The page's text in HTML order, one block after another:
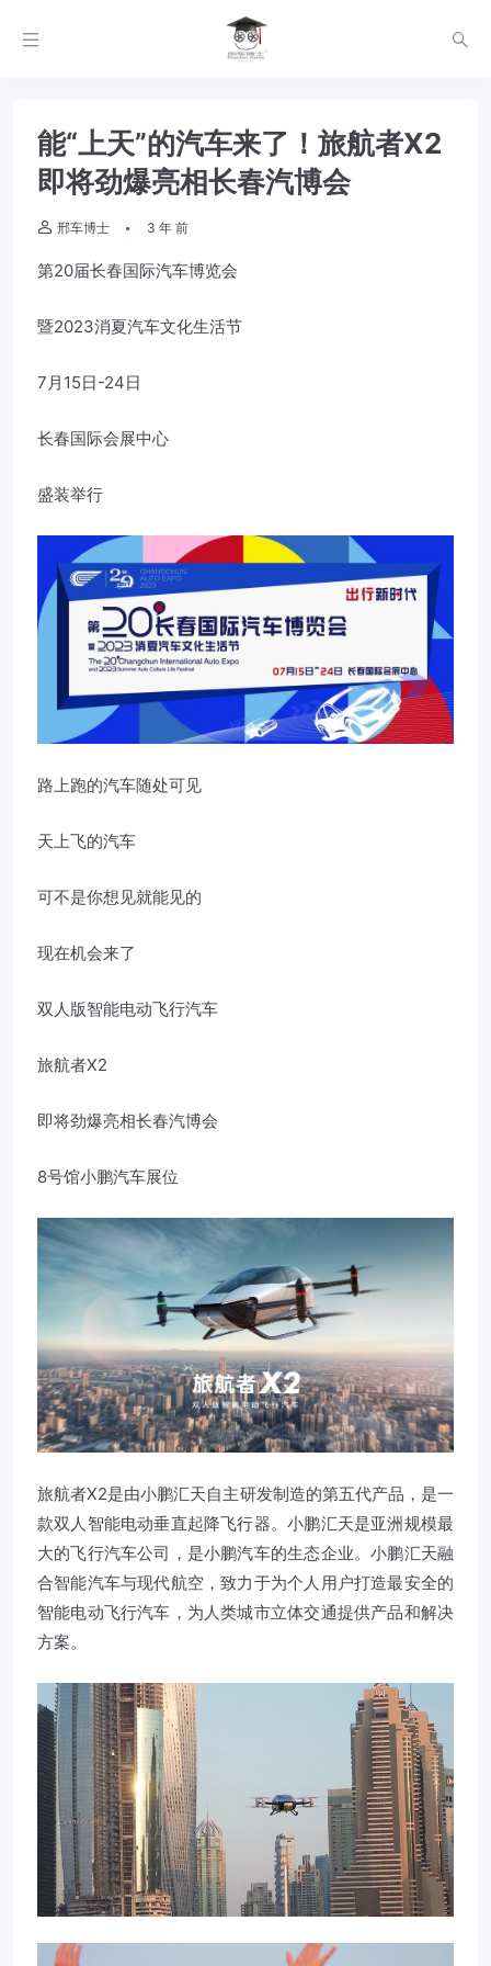
能“上天”的汽车来了！旅航者X2
即将劲爆亮相长春汽博会
邢车博士 3 年 前
第20届长春国际汽车博览会
暨2023消夏汽车文化生活节
7月15日-24日
长春国际会展中心
盛装举行
路上跑的汽车随处可见
天上飞的汽车
可不是你想见就能见的
现在机会来了
双人版智能电动飞行汽车
旅航者X2
即将劲爆亮相长春汽博会
8号馆小鹏汽车展位
旅航者X2是由小鹏汇天自主研发制造的第五代产品，是一
款双人智能电动垂直起降飞行器。小鹏汇天是亚洲规模最
大的飞行汽车公司，是小鹏汽车的生态企业。小鹏汇天融
合智能汽车与现代航空，致力于为个人用户打造最安全的
智能电动飞行汽车，为人类城市立体交通提供产品和解决
方案。